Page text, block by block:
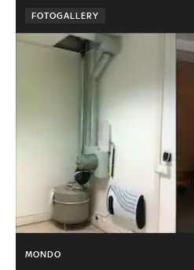
FOTOGALLERY
MONDO